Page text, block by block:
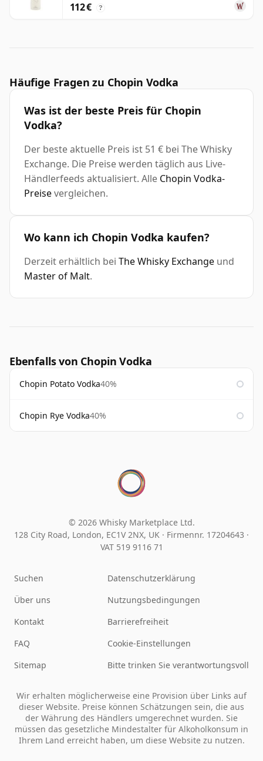
112 € ?
Häufige Fragen zu Chopin Vodka
Was ist der beste Preis für Chopin
Vodka?
Der beste aktuelle Preis ist 51 € bei The Whisky
Exchange. Die Preise werden täglich aus Live-
Händlerfeeds aktualisiert. Alle Chopin Vodka-
Preisevergleichen.
Wo kann ich Chopin Vodka kaufen?
Derzeit erhältlich bei The Whisky Exchange und
Master of Malt.
Ebenfalls von Chopin Vodka
Chopin Potato Vodka40%
Chopin Rye Vodka40%
© 2026 Whisky Marketplace Ltd.
128 City Road, London, EC1V 2NX, UK · Firmennr. 17204643 ·
VAT 519 9116 71
Suchen
Über uns
Kontakt
FAQ
Sitemap
Datenschutzerklärung
Nutzungsbedingungen
Barrierefreiheit
Cookie-Einstellungen
Bitte trinken Sie verantwortungsvoll
Wir erhalten möglicherweise eine Provision über Links auf
dieser Website. Preise können Schätzungen sein, die aus
der Währung des Händlers umgerechnet wurden. Sie
müssen das gesetzliche Mindestalter für Alkoholkonsum in
Ihrem Land erreicht haben, um diese Website zu nutzen.